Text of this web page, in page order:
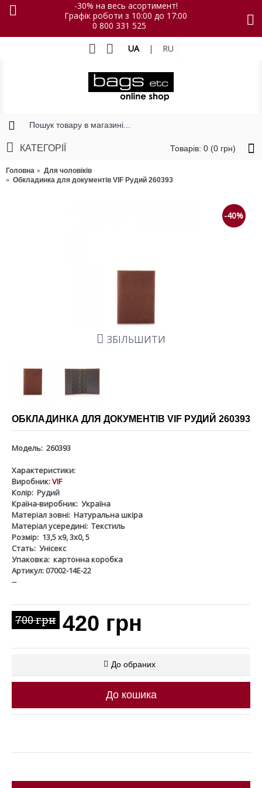
-30% на весь асортимент!
Графік роботи з 10:00 до 17:00
0 800 331 525
UA | RU
Товарів: 0 (0 грн)
КАТЕГОРІЇ
Головна
Для чоловіків
Обкладинка для документів VIF Рудий 260393
-40%
ЗБІЛЬШИТИ
ОБКЛАДИНКА ДЛЯ ДОКУМЕНТІВ VIF РУДИЙ 260393
Модель: 260393
Характеристики:
Виробник:VIF
Колір: Рудий
Країна-виробник: Україна
Матеріал зовні: Натуральна шкіра
Матеріал усередині: Текстиль
Розмір: 13,5 х9, 3х0, 5
Стать: Унісекс
Упаковка: картонна коробка
Артикул: 07002-14Е-22
--
700 грн 420 грн
До обраних
До кошика